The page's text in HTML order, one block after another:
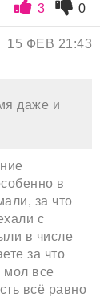
3 0
15 ФЕВ 21:43
даже и
в
за что
с
в числе
за что
мол все
всё равно